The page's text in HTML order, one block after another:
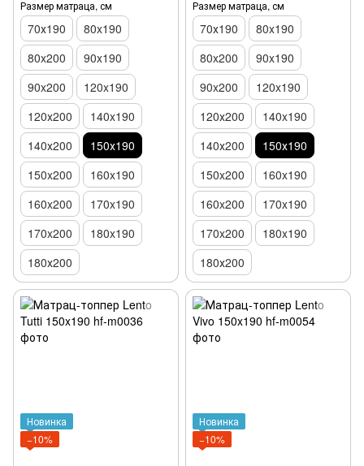
Размер матраца, см
70х190
80x190
80x200
90x190
90x200
120x190
120х200
140x190
140х200
150х190
150x200
160x190
160x200
170x190
170x200
180x190
180х200
Размер матраца, см
70х190
80x190
80x200
90x190
90x200
120x190
120х200
140x190
140х200
150х190
150x200
160x190
160x200
170x190
170x200
180x190
180х200
Новинка
−10%
Новинка
−10%